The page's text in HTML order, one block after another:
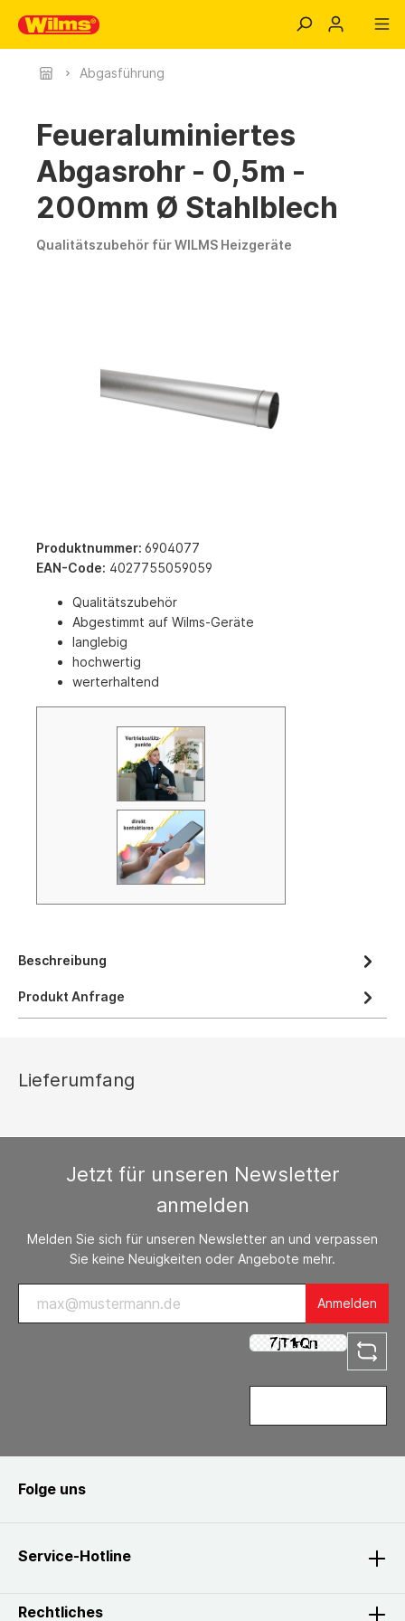
Abgasführung
Feueraluminiertes
Abgasrohr - 0,5m -
200mm Ø Stahlblech
Qualitätszubehör für WILMS Heizgeräte
Produktnummer: 6904077
EAN-Code: 4027755059059
Qualitätszubehör
Abgestimmt auf Wilms-Geräte
langlebig
hochwertig
werterhaltend
Beschreibung
Produkt Anfrage
Lieferumfang
Jetzt für unseren Newsletter
anmelden
Melden Sie sich für unseren Newsletter an und verpassen
Sie keine Neuigkeiten oder Angebote mehr.
Anmelden
Service-Hotline
Folge uns
Rechtliches